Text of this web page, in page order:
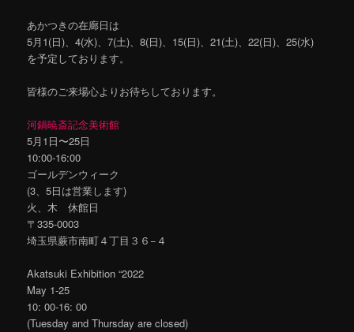
あかつきの在廊日は
5月1(日)、4(水)、7(土)、8(日)、15(日)、21(土)、22(日)、25(水)
を予定しております。
皆様のご来場心よりお待ちしております。
河鍋暁斎記念美術館
5月1日〜25日
10:00-16:00
ゴールデンウィーク
(3、5日は営業します)
火、木 休館日
〒335-0003
埼玉県蕨市南町４丁目３６−４
Akatsuki Exhibition “2022
May 1-25
10: 00-16: 00
(Tuesday and Thursday are closed)